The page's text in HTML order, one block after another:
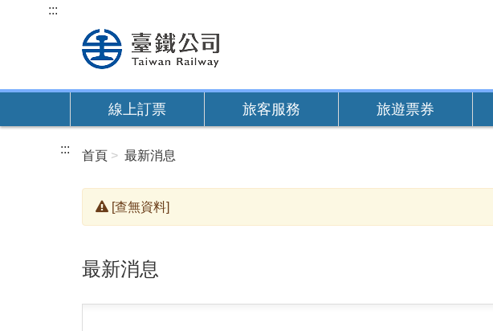
內
:::
線上訂票 旅客服務 旅遊票券
::: 首頁 最新消息
[查無資料]
最新消息